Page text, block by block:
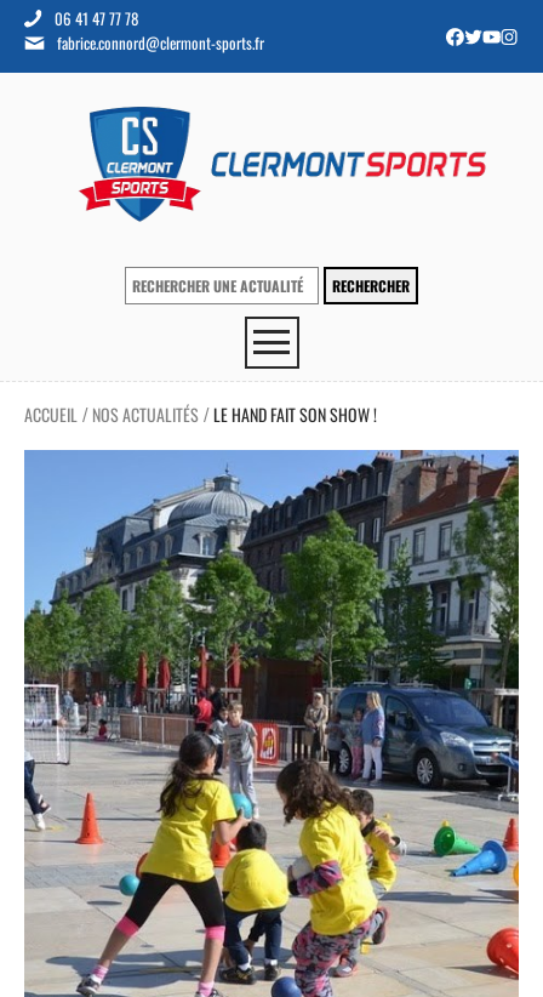
06 41 47 77 78
fabrice.connord@clermont-sports.fr
ACCUEIL / NOS ACTUALITÉS /LE HAND FAIT SON SHOW !